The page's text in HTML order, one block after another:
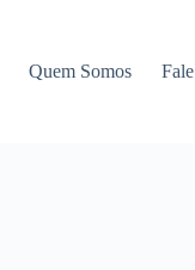
Quem Somos